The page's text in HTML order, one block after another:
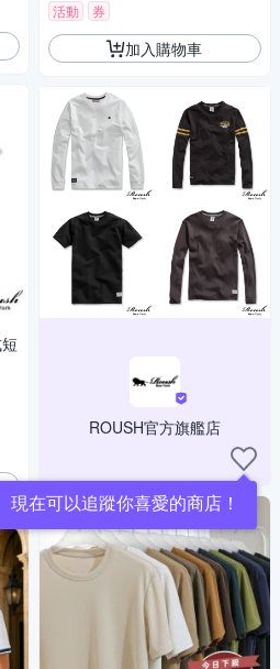
活動 券
加入購物車
ROUSH官方旗艦店
現在可以追蹤你喜愛的商店！